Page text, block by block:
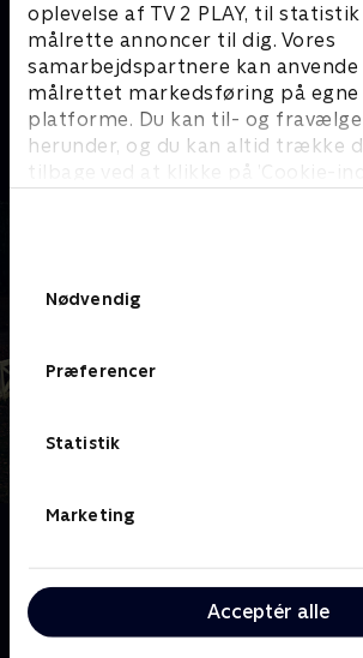
oplevelse af TV 2 PLAY, til
målrette annoncer til dig. Vores
samarbejdspartnere kan
målrettet markedsføring på egne
platforme. Du kan til- og fravælge
herunder, og du kan altid trække
tilbage ved at klikke på ’Cookie-
Nødvendig
Præferencer
Statistik
Marketing
Acceptér alle
Sæt pris på Danmark
Livsstil • 10 sæsoner
når Hans Pilgaard tager kendte
Danmark.